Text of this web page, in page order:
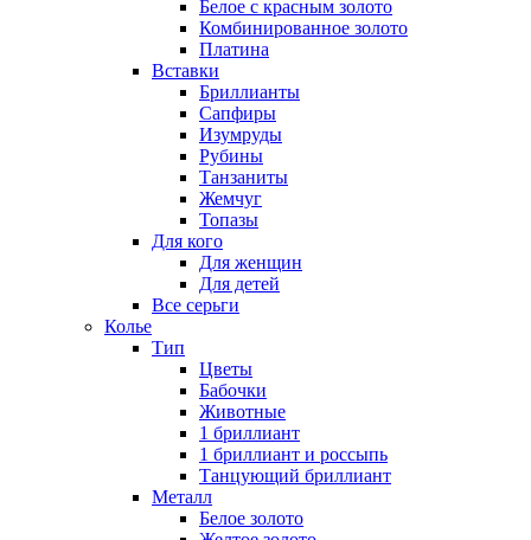
Белое с красным золото
Комбинированное золото
Платина
Вставки
Бриллианты
Сапфиры
Изумруды
Рубины
Танзаниты
Жемчуг
Топазы
Для кого
Для женщин
Для детей
Все серьги
Колье
Тип
Цветы
Бабочки
Животные
1 бриллиант
1 бриллиант и россыпь
Танцующий бриллиант
Металл
Белое золото